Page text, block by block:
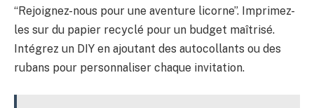
“Rejoignez-nous pour une aventure licorne”. Imprimez-
les sur du papier recyclé pour un budget maîtrisé.
Intégrez un DIY en ajoutant des autocollants ou des
rubans pour personnaliser chaque invitation.